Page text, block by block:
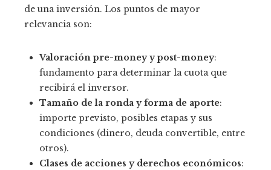
de una inversión. Los puntos de mayor
relevancia son:
Valoración pre-money y post-money:
fundamento para determinar la cuota que
recibirá el inversor.
Tamaño de la ronda y forma de aporte:
importe previsto, posibles etapas y sus
condiciones (dinero, deuda convertible, entre
otros).
Clases de acciones y derechos económicos: